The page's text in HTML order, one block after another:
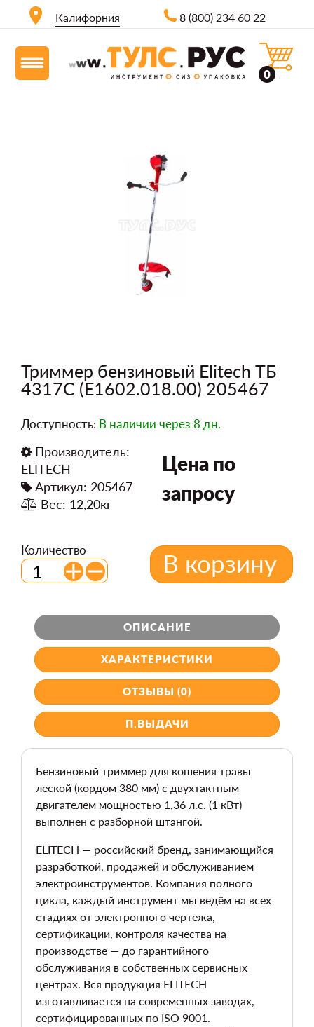
Калифорния 8 (800) 234 60 22
0
Триммер бензиновый Elitech ТБ
4317С (E1602.018.00) 205467
Доступность: В наличии через 8 дн.
Производитель:
ELITECH
Артикул: 205467
Вес: 12,20кг
Цена по
запросу
Количество В корзину
ОПИСАНИЕ
ХАРАКТЕРИСТИКИ
ОТЗЫВЫ (0)
П.ВЫДАЧИ
Бензиновый триммер для кошения травы
леской (кордом 380 мм) с двухтактным
двигателем мощностью 1,36 л.с. (1 кВт)
выполнен с разборной штангой.
ELITECH — российский бренд, занимающийся
разработкой, продажей и обслуживанием
электроинструментов. Компания полного
цикла, каждый инструмент мы ведём на всех
стадиях от электронного чертежа,
сертификации, контроля качества на
производстве — до гарантийного
обслуживания в собственных сервисных
центрах. Вся продукция ELITECH
изготавливается на современных заводах,
сертифицированных по ISO 9001.